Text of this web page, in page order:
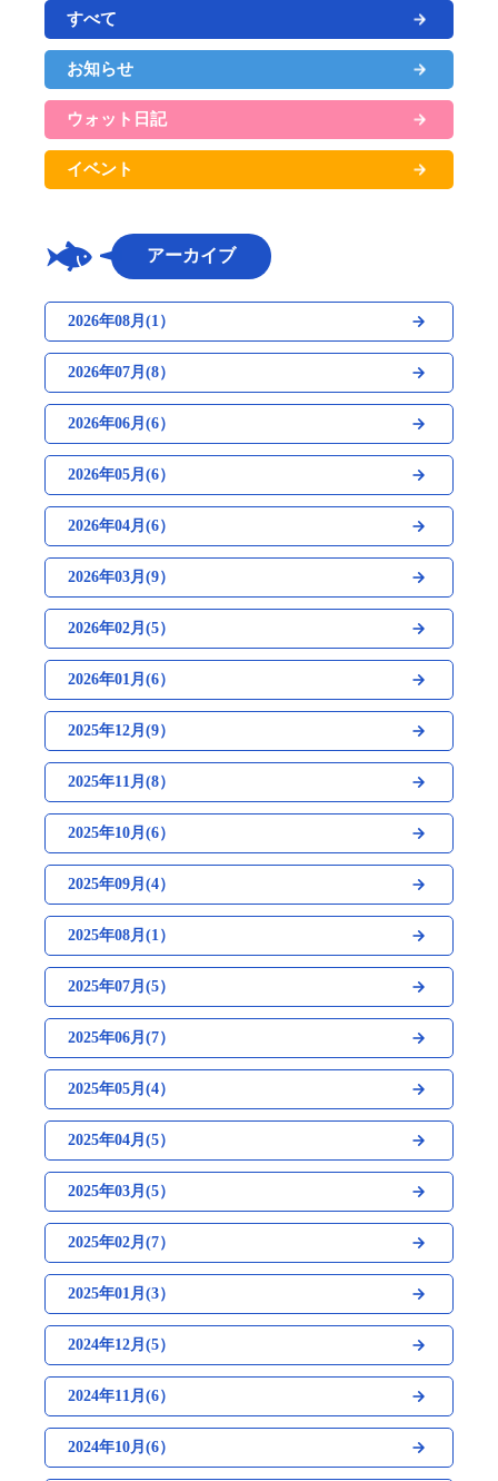
すべて
お知らせ
ウォット日記
イベント
アーカイブ
2026年08月(1）
2026年07月(8）
2026年06月(6）
2026年05月(6）
2026年04月(6）
2026年03月(9）
2026年02月(5）
2026年01月(6）
2025年12月(9）
2025年11月(8）
2025年10月(6）
2025年09月(4）
2025年08月(1）
2025年07月(5）
2025年06月(7）
2025年05月(4）
2025年04月(5）
2025年03月(5）
2025年02月(7）
2025年01月(3）
2024年12月(5）
2024年11月(6）
2024年10月(6）